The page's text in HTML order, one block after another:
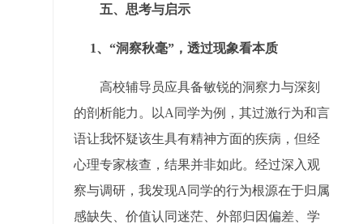
五、思考与启示
1、“洞察秋毫”，透过现象看本质
高校辅导员应具备敏锐的洞察力与深刻
的剖析能力。以A同学为例，其过激行为和言
语让我怀疑该生具有精神方面的疾病，但经
心理专家核查，结果并非如此。经过深入观
察与调研，我发现A同学的行为根源在于归属
感缺失、价值认同迷茫、外部归因偏差、学